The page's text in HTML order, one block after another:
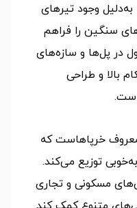
وجود تیرهای
سنگین را فراهم
در پل‌ها و سازه‌های
بالا و طراحی
خرپاهاست که
توزیع می‌کند.
مسکونی و تجاری